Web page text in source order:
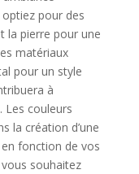
pour des
la pierre pour une
matériaux
pour un style
à
Les couleurs
la création d’une
fonction de vos
souhaitez